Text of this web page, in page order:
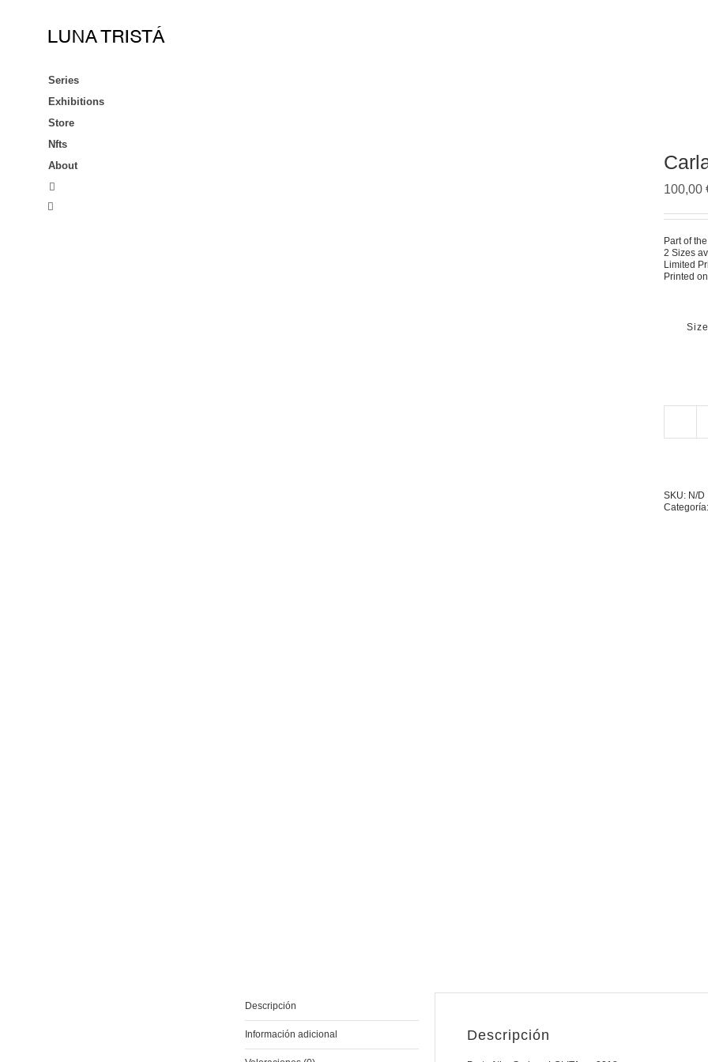
Series
Exhibitions
Store
Nfts
About
100,00
Part of
2 Sizes
Limited
Printed
Size
SKU: N/D
Descripción
Información adicional Descripción